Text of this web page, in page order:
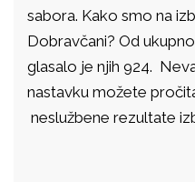
sabora. Kako smo na
Dobravčani? Od
glasalo je njih 924.
nastavku možete
neslužbene rezultate